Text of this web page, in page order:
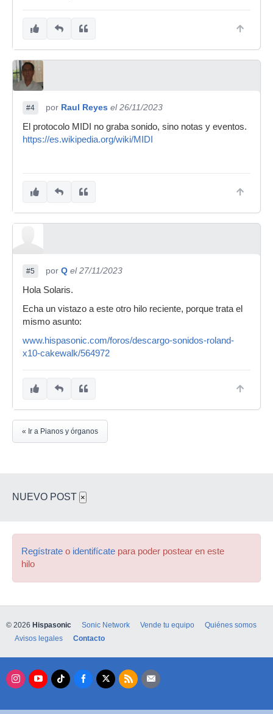
#4 por Raul Reyes el 26/11/2023
El protocolo MIDI no graba sonido, sino notas y eventos.
https://es.wikipedia.org/wiki/MIDI
#5 por Q el 27/11/2023
Hola Solaris.
Echa un vistazo a este otro hilo reciente, porque trata el
mismo asunto:
www.hispasonic.com/foros/descargo-sonidos-roland-
x10-cakewalk/564972
« Ir a Pianos y órganos
NUEVO POST ×
Regístrate o identifícate para poder postear en este
hilo
© 2026 Hispasonic Sonic Network Vende tu equipo
Quiénes somos
Avisos legales
Contacto